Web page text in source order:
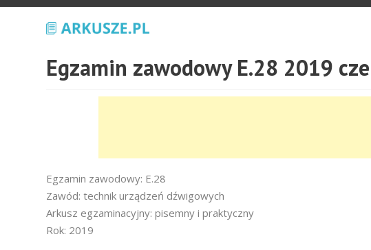
Egzamin zawodowy E.28 2019
Egzamin zawodowy: E.28
Zawód: technik urządzeń dźwigowych
Arkusz egzaminacyjny: pisemny i praktyczny
Rok: 2019